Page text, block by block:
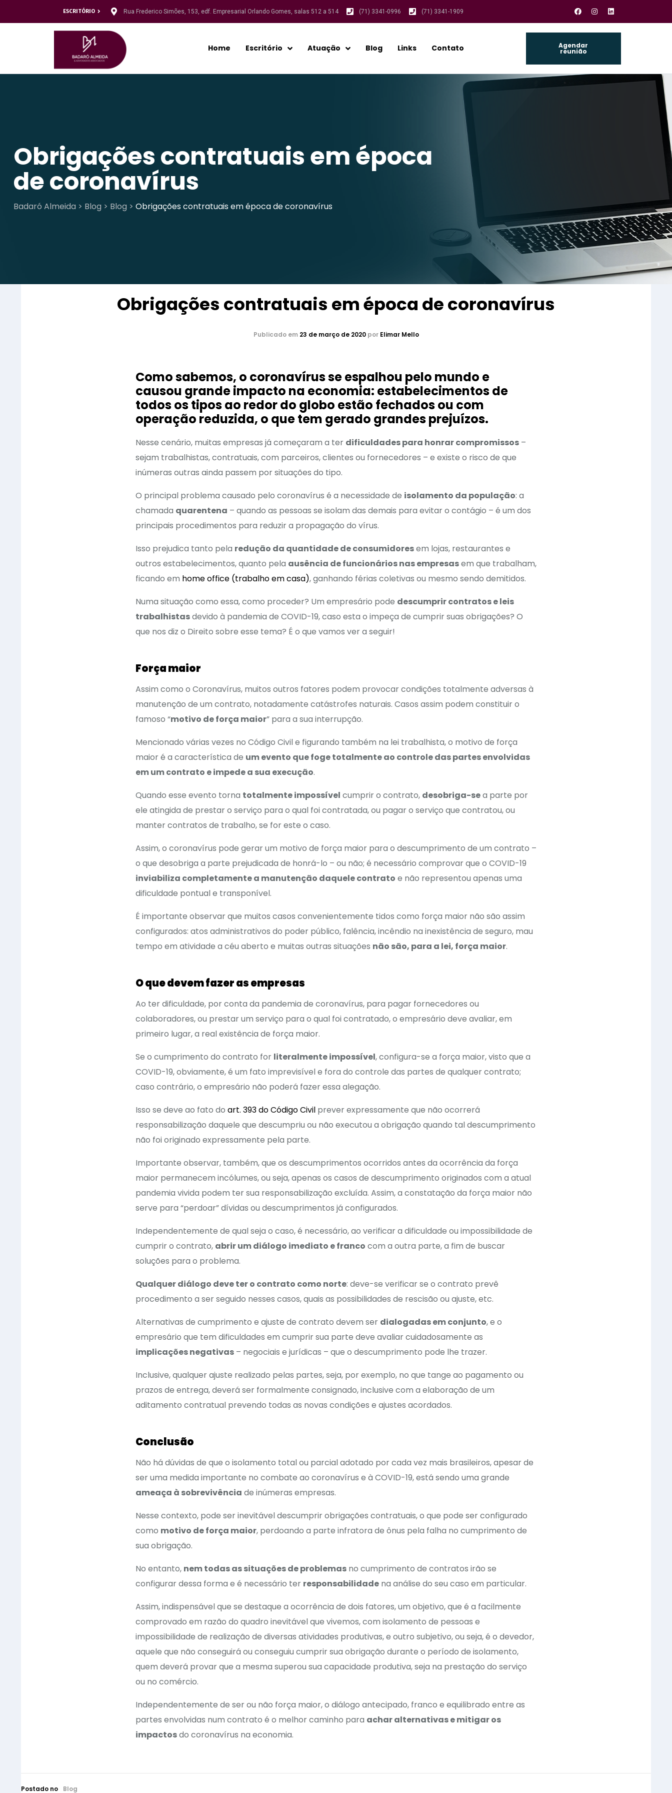
ESCRITÓRIO Rua Frederico Simões, 153, edf. Empresarial Orlando Gomes, salas 512 a 514 (71) 3341-0996 (71) 3341-1909
Home Escritório Atuação Blog Links Contato Agendar
reunião
Obrigações contratuais em época
de coronavírus
Badaró Almeida > Blog > Blog > Obrigações contratuais em época de coronavírus
Obrigações contratuais em época de coronavírus
Publicado em 23 de março de 2020por Elimar Mello
Como sabemos, o coronavírus se espalhou pelo mundo e
causou grande impacto na economia: estabelecimentos de
todos os tipos ao redor do globo estão fechados ou com
operação reduzida, o que tem gerado grandes prejuízos.
Nesse cenário, muitas empresas já começaram a ter dificuldades para honrar compromissos –
sejam trabalhistas, contratuais, com parceiros, clientes ou fornecedores – e existe o risco de que
inúmeras outras ainda passem por situações do tipo.
O principal problema causado pelo coronavírus é a necessidade de isolamento da população: a
chamada quarentena – quando as pessoas se isolam das demais para evitar o contágio – é um dos
principais procedimentos para reduzir a propagação do vírus.
Isso prejudica tanto pela redução da quantidade de consumidoresem lojas, restaurantes e
outros estabelecimentos, quanto pela ausência de funcionários nas empresasem que trabalham,
ficando em home office (trabalho em casa), ganhando férias coletivas ou mesmo sendo demitidos.
Numa situação como essa, como proceder? Um empresário pode descumprir contratos e leis
trabalhistasdevido à pandemia de COVID-19, caso esta o impeça de cumprir suas obrigações? O
que nos diz o Direito sobre esse tema? É o que vamos ver a seguir!
Força maior
Assim como o Coronavírus, muitos outros fatores podem provocar condições totalmente adversas à
manutenção de um contrato, notadamente catástrofes naturais. Casos assim podem constituir o
famoso “motivo de força maior” para a sua interrupção.
Mencionado várias vezes no Código Civil e figurando também na lei trabalhista, o motivo de força
maior é a característica de um evento que foge totalmente ao controle das partes envolvidas
em um contrato e impede a sua execução.
Quando esse evento torna totalmente impossível cumprir o contrato, desobriga-sea parte por
ele atingida de prestar o serviço para o qual foi contratada, ou pagar o serviço que contratou, ou
manter contratos de trabalho, se for este o caso.
Assim, o coronavírus pode gerar um motivo de força maior para o descumprimento de um contrato –
o que desobriga a parte prejudicada de honrá-lo – ou não; é necessário comprovar que o COVID-19
inviabiliza completamente a manutenção daquele contrato e não representou apenas uma
dificuldade pontual e transponível.
É importante observar que muitos casos convenientemente tidos como força maior não são assim
configurados: atos administrativos do poder público, falência, incêndio na inexistência de seguro, mau
tempo em atividade a céu aberto e muitas outras situações não são, para a lei, força maior.
O que devem fazer as empresas
Ao ter dificuldade, por conta da pandemia de coronavírus, para pagar fornecedores ou
colaboradores, ou prestar um serviço para o qual foi contratado, o empresário deve avaliar, em
primeiro lugar, a real existência de força maior.
Se o cumprimento do contrato for literalmente impossível, configura-se a força maior, visto que a
COVID-19, obviamente, é um fato imprevisível e fora do controle das partes de qualquer contrato;
caso contrário, o empresário não poderá fazer essa alegação.
Isso se deve ao fato do art. 393 do Código Civil prever expressamente que não ocorrerá
responsabilização daquele que descumpriu ou não executou a obrigação quando tal descumprimento
não foi originado expressamente pela parte.
Importante observar, também, que os descumprimentos ocorridos antes da ocorrência da força
maior permanecem incólumes, ou seja, apenas os casos de descumprimento originados com a atual
pandemia vivida podem ter sua responsabilização excluída. Assim, a constatação da força maior não
serve para “perdoar” dívidas ou descumprimentos já configurados.
Independentemente de qual seja o caso, é necessário, ao verificar a dificuldade ou impossibilidade de
cumprir o contrato, abrir um diálogo imediato e franco com a outra parte, a fim de buscar
soluções para o problema.
Qualquer diálogo deve ter o contrato como norte: deve-se verificar se o contrato prevê
procedimento a ser seguido nesses casos, quais as possibilidades de rescisão ou ajuste, etc.
Alternativas de cumprimento e ajuste de contrato devem ser dialogadas em conjunto, e o
empresário que tem dificuldades em cumprir sua parte deve avaliar cuidadosamente as
implicações negativas – negociais e jurídicas – que o descumprimento pode lhe trazer.
Inclusive, qualquer ajuste realizado pelas partes, seja, por exemplo, no que tange ao pagamento ou
prazos de entrega, deverá ser formalmente consignado, inclusive com a elaboração de um
aditamento contratual prevendo todas as novas condições e ajustes acordados.
Conclusão
Não há dúvidas de que o isolamento total ou parcial adotado por cada vez mais brasileiros, apesar de
ser uma medida importante no combate ao coronavírus e à COVID-19, está sendo uma grande
ameaça à sobrevivência de inúmeras empresas.
Nesse contexto, pode ser inevitável descumprir obrigações contratuais, o que pode ser configurado
como motivo de força maior, perdoando a parte infratora de ônus pela falha no cumprimento de
sua obrigação.
No entanto, nem todas as situações de problemas no cumprimento de contratos irão se
configurar dessa forma e é necessário ter responsabilidade na análise do seu caso em particular.
Assim, indispensável que se destaque a ocorrência de dois fatores, um objetivo, que é a facilmente
comprovado em razão do quadro inevitável que vivemos, com isolamento de pessoas e
impossibilidade de realização de diversas atividades produtivas, e outro subjetivo, ou seja, é o devedor,
aquele que não conseguirá ou conseguiu cumprir sua obrigação durante o período de isolamento,
quem deverá provar que a mesma superou sua capacidade produtiva, seja na prestação do serviço
ou no comércio.
Independentemente de ser ou não força maior, o diálogo antecipado, franco e equilibrado entre as
partes envolvidas num contrato é o melhor caminho para achar alternativas e mitigar os
impactosdo coronavírus na economia.
Postado no Blog